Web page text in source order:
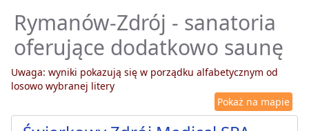
Rymanów-Zdrój - sanatoria
oferujące dodatkowo saunę
Uwaga: wyniki pokazują się w porządku alfabetycznym od
losowo wybranej litery
Pokaż na mapie